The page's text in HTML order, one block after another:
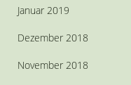
Januar 2019
Dezember 2018
November 2018